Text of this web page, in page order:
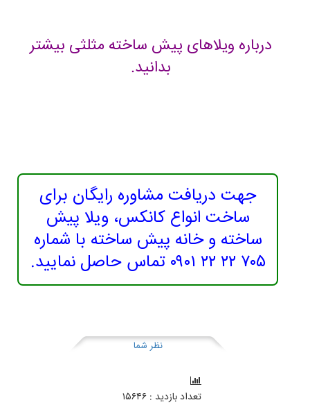
درباره ویلاهای پیش ساخته مثلثی بیشتر
بدانید.
جهت دریافت مشاوره رایگان برای
ساخت انواع کانکس، ویلا پیش
ساخته و خانه پیش ساخته با شماره
۷۰۵ ۲۲ ۲۲ ۰۹۰۱ تماس حاصل نمایید.
نظر شما
تعداد بازدید : ۱۵۶۴۶